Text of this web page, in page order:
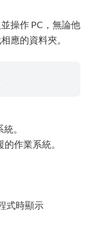
操作 PC，無論他
應的資料夾。
。
作業系統。
式時顯示